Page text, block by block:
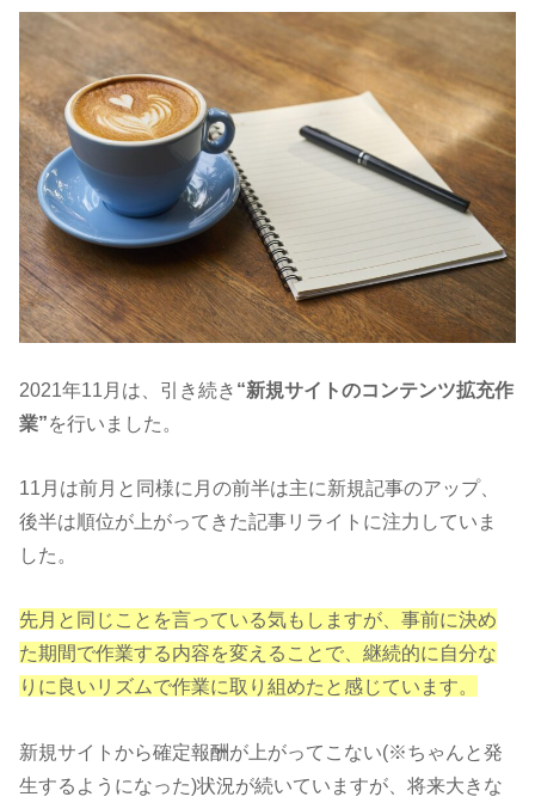
2021年11月は、引き続き “新規サイトのコンテンツ拡充作
業”を行いました。
11月は前月と同様に月の前半は主に新規記事のアップ、
後半は順位が上がってきた記事リライトに注力していま
した。
先月と同じことを言っている気もしますが、事前に決め
た期間で作業する内容を変えることで、継続的に自分な
りに良いリズムで作業に取り組めたと感じています。
新規サイトから確定報酬が上がってこない(※ちゃんと発
生するようになった)状況が続いていますが、将来大きな